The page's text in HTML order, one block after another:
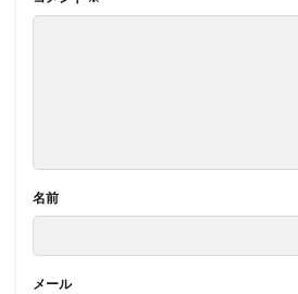
名前
メール